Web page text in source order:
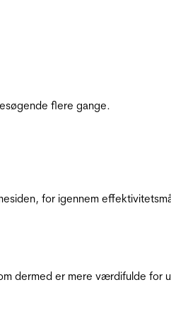
flere gange.
for igennem
dermed er mere værdifulde for